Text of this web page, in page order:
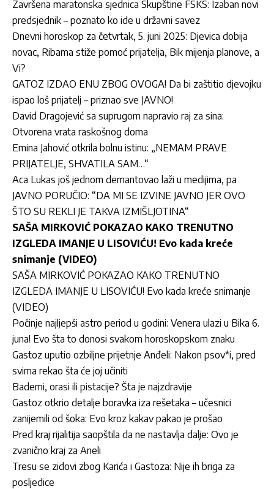
Završena maratonska sjednica Skupštine FSKS: Izaban novi
predsjednik – poznato ko ide u državni savez
Dnevni horoskop za četvrtak, 5. juni 2025: Djevica dobija
novac, Ribama stiže pomoć prijatelja, Bik mijenja planove, a
Vi?
GATOZ IZDAO ENU ZBOG OVOGA! Da bi zaštitio djevojku
ispao loš prijatelj – priznao sve JAVNO!
David Dragojević sa suprugom napravio raj za sina:
Otvorena vrata raskošnog doma
Emina Jahović otkrila bolnu istinu: „NEMAM PRAVE
PRIJATELJE, SHVATILA SAM…“
Aca Lukas još jednom demantovao laži u medijima, pa
JAVNO PORUČIO: “DA MI SE IZVINE JAVNO JER OVO
ŠTO SU REKLI JE TAKVA IZMIŠLJOTINA“
SAŠA MIRKOVIĆ POKAZAO KAKO TRENUTNO
IZGLEDA IMANJE U LISOVIĆU! Evo kada kreće
snimanje (VIDEO)
SAŠA MIRKOVIĆ POKAZAO KAKO TRENUTNO
IZGLEDA IMANJE U LISOVIĆU! Evo kada kreće snimanje
(VIDEO)
Počinje najljepši astro period u godini: Venera ulazi u Bika 6.
juna! Evo šta to donosi svakom horoskopskom znaku
Gastoz uputio ozbiljne prijetnje Anđeli: Nakon psov*i, pred
svima rekao šta će joj učiniti
Bademi, orasi ili pistacije? Šta je najzdravije
Gastoz otkrio detalje boravka iza rešetaka – učesnici
zanijemili od šoka: Evo kroz kakav pakao je prošao
Pred kraj rijalitija saopštila da ne nastavlja dalje: Ovo je
zvanično kraj za Aneli
Tresu se zidovi zbog Karića i Gastoza: Nije ih briga za
posljedice